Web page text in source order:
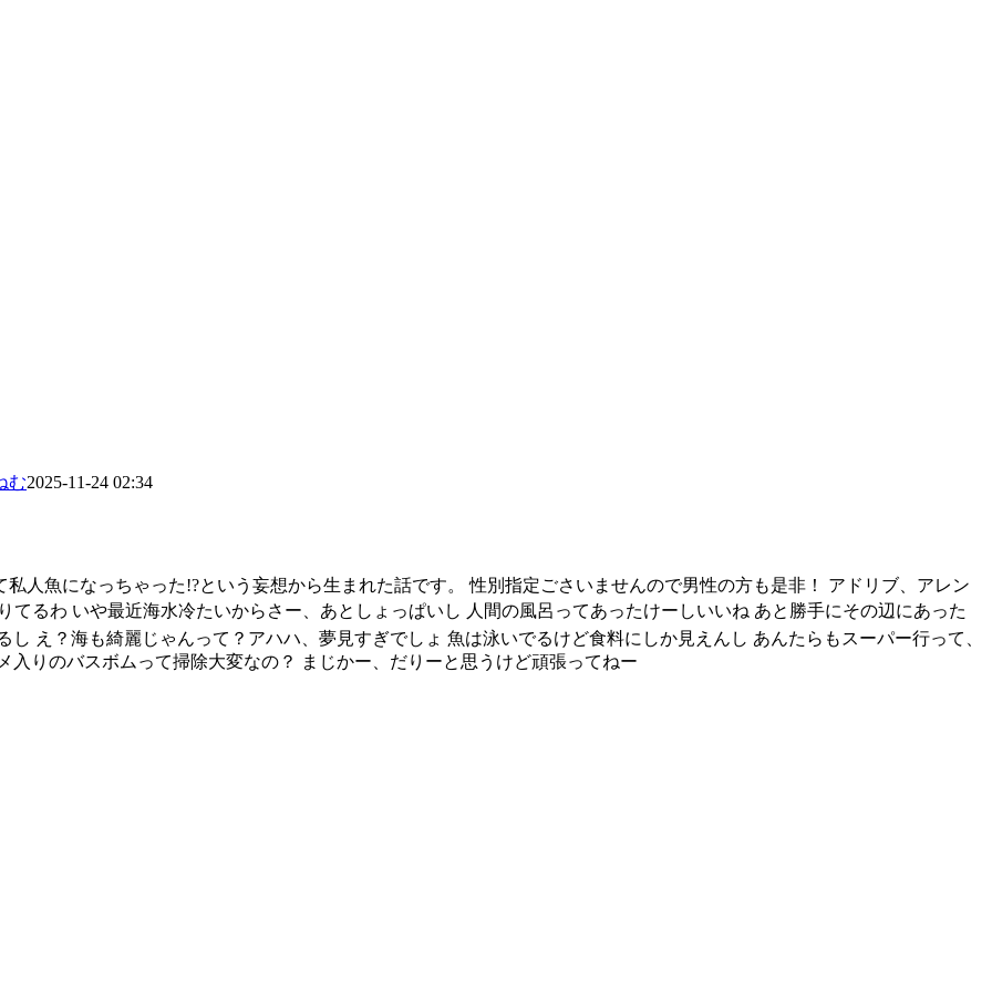
む2025-11-24 02:34
人魚になっちゃった!?という妄想から生まれた話です。 性別指定ごさいませんので男性の方も是非！ アドリブ、アレン
るわ いや最近海水冷たいからさー、あとしょっぱいし 人間の風呂ってあったけーしいいね あと勝手にその辺にあった
え？海も綺麗じゃんって？アハハ、夢見すぎでしょ 魚は泳いでるけど食料にしか見えんし あんたらもスーパー行って、
りのバスボムって掃除大変なの？ まじかー、だりーと思うけど頑張ってねー